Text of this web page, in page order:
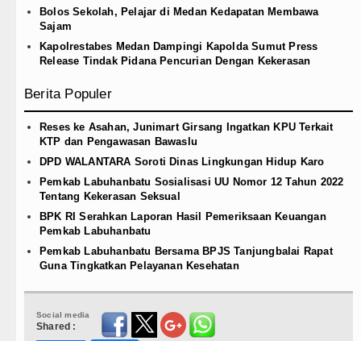
Ditekuk Juventus pada Laga Persahabatan di
Kunjungan Kapolda Sumut Hadiri Revitalisasi
Amankan Aset Pemprov di Binjai
Bolos Sekolah, Pelajar di Medan Kedapatan Membawa
Sajam
Kapolrestabes Medan Dampingi Kapolda Sumut Press
Release Tindak Pidana Pencurian Dengan Kekerasan
Berita Populer
Reses ke Asahan, Junimart Girsang Ingatkan KPU Terkait
KTP dan Pengawasan Bawaslu
DPD WALANTARA Soroti Dinas Lingkungan Hidup Karo
Pemkab Labuhanbatu Sosialisasi UU Nomor 12 Tahun 2022
Tentang Kekerasan Seksual
BPK RI Serahkan Laporan Hasil Pemeriksaan Keuangan
Pemkab Labuhanbatu
Pemkab Labuhanbatu Bersama BPJS Tanjungbalai Rapat
Guna Tingkatkan Pelayanan Kesehatan
Social media
Shared :